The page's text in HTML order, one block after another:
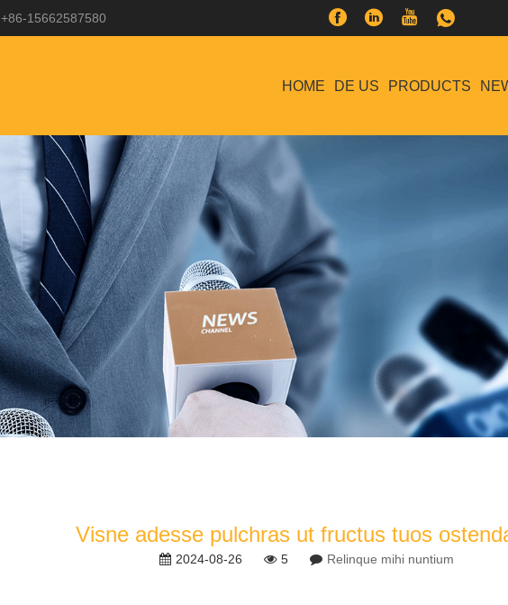
+86-15662587580
HOME DE US PRODUCTS
Visne adesse pulchras ut fructus tuos
2024-08-26 5 Relinque mihi nuntium